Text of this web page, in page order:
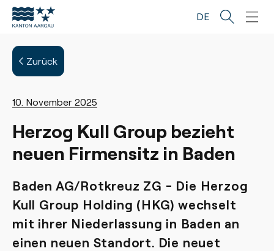
DE
Zurück
10. November 2025
Herzog Kull Group bezieht
neuen Firmensitz in Baden
Baden AG/Rotkreuz ZG - Die Herzog
Kull Group Holding (HKG) wechselt
mit ihrer Niederlassung in Baden an
einen neuen Standort. Die neuet